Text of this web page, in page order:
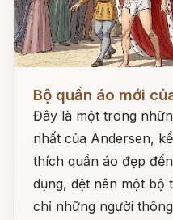
Bộ quần áo mới
Đây là một trong
nhất của Andersen,
thích quần áo đẹp
dụng, dệt nên một bộ
chỉ những người